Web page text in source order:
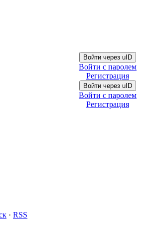
Войти через uID
Войти с паролем
Регистрация
Войти через uID
Войти с паролем
Регистрация
· RSS